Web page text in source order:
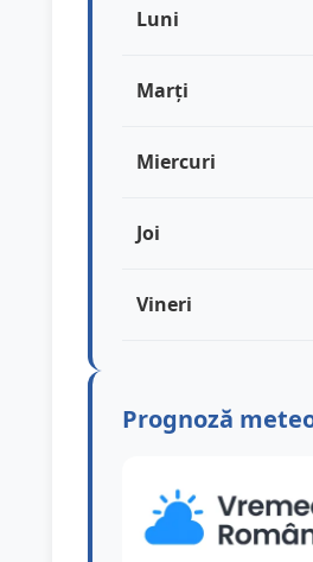
Luni
Marți
Miercuri
Joi
Vineri
Prognoză